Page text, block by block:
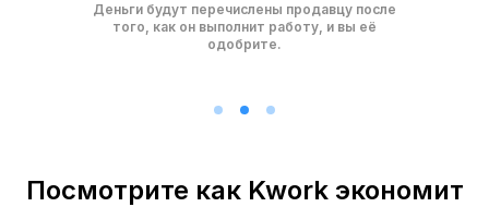
Деньги будут перечислены продавцу после
того, как он выполнит работу, и вы её
одобрите.
Посмотрите как Kwork экономит